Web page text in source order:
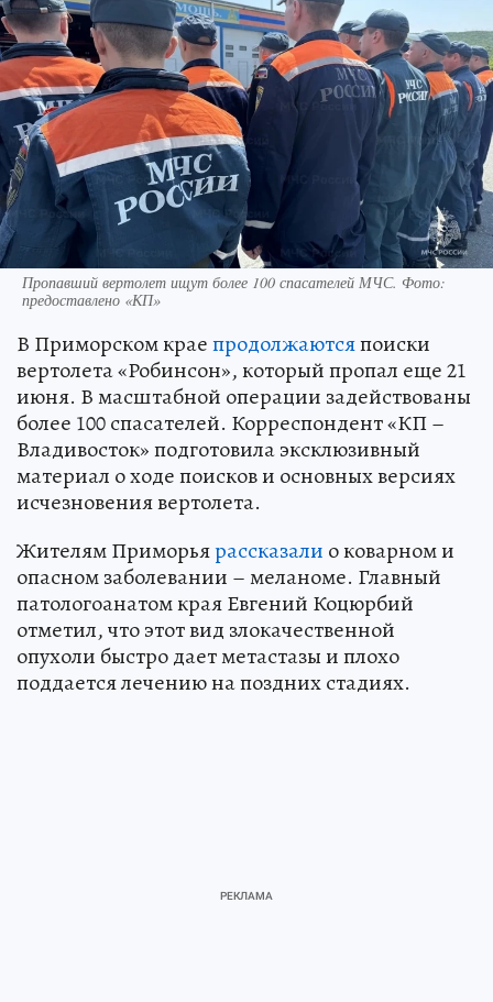
Пропавший вертолет ищут более 100 спасателей МЧС. Фото:
предоставлено «КП»
В Приморском краепродолжаютсяпоиски
вертолета «Робинсон», который пропал еще 21
июня. В масштабной операции задействованы
более 100 спасателей. Корреспондент «КП –
Владивосток» подготовила эксклюзивный
материал о ходе поисков и основных версиях
исчезновения вертолета.
Жителям Приморьярассказали о коварном и
опасном заболевании – меланоме. Главный
патологоанатом края Евгений Коцюрбий
отметил, что этот вид злокачественной
опухоли быстро дает метастазы и плохо
поддается лечению на поздних стадиях.